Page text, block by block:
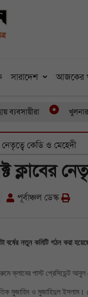
সারাদেশ আজকের
খুলনার
নেতৃত্বে কেডি ও মেহেদী
ক্লাবের
পূর্বাঞ্চল ডেস্ক
বর্ষের নতুন কমিটি গঠন করা
ক্লাবের পাস্ট প্রেসিডেন্ট
মুজাহিদ ও মুজাহিদুল